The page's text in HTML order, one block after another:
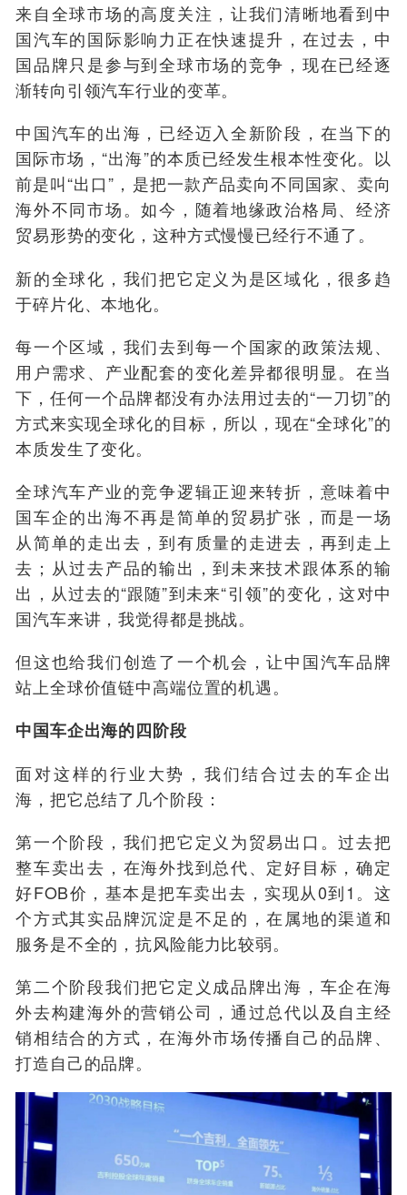
来自全球市场的高度关注，让我们清晰地看到中
国汽车的国际影响力正在快速提升，在过去，中
国品牌只是参与到全球市场的竞争，现在已经逐
渐转向引领汽车行业的变革。
中国汽车的出海，已经迈入全新阶段，在当下的
国际市场，“出海”的本质已经发生根本性变化。以
前是叫“出口”，是把一款产品卖向不同国家、卖向
海外不同市场。如今，随着地缘政治格局、经济
贸易形势的变化，这种方式慢慢已经行不通了。
新的全球化，我们把它定义为是区域化，很多趋
于碎片化、本地化。
每一个区域，我们去到每一个国家的政策法规、
用户需求、产业配套的变化差异都很明显。在当
下，任何一个品牌都没有办法用过去的“一刀切”的
方式来实现全球化的目标，所以，现在“全球化”的
本质发生了变化。
全球汽车产业的竞争逻辑正迎来转折，意味着中
国车企的出海不再是简单的贸易扩张，而是一场
从简单的走出去，到有质量的走进去，再到走上
去；从过去产品的输出，到未来技术跟体系的输
出，从过去的“跟随”到未来“引领”的变化，这对中
国汽车来讲，我觉得都是挑战。
但这也给我们创造了一个机会，让中国汽车品牌
站上全球价值链中高端位置的机遇。
中国车企出海的四阶段
面对这样的行业大势，我们结合过去的车企出
海，把它总结了几个阶段：
第一个阶段，我们把它定义为贸易出口。过去把
整车卖出去，在海外找到总代、定好目标，确定
好FOB价，基本是把车卖出去，实现从0到1。这
个方式其实品牌沉淀是不足的，在属地的渠道和
服务是不全的，抗风险能力比较弱。
第二个阶段我们把它定义成品牌出海，车企在海
外去构建海外的营销公司，通过总代以及自主经
销相结合的方式，在海外市场传播自己的品牌、
打造自己的品牌。